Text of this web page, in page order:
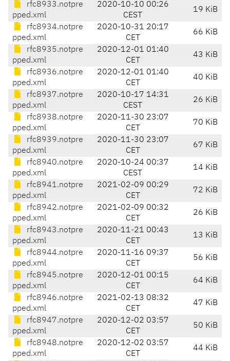
rfc8933.notpre
pped.xml
2020-10-10 00:26
CEST
19 KiB
rfc8934.notpre
pped.xml
2020-10-31 20:17
CET
66 KiB
rfc8935.notpre
pped.xml
2020-12-01 01:40
CET
43 KiB
rfc8936.notpre
pped.xml
2020-12-01 01:40
CET
40 KiB
rfc8937.notpre
pped.xml
2020-10-17 14:31
CEST
26 KiB
rfc8938.notpre
pped.xml
2020-11-30 23:07
CET
70 KiB
rfc8939.notpre
pped.xml
2020-11-30 23:07
CET
67 KiB
rfc8940.notpre
pped.xml
2020-10-24 00:37
CEST
14 KiB
rfc8941.notpre
pped.xml
2021-02-09 00:29
CET
72 KiB
rfc8942.notpre
pped.xml
2021-02-09 00:32
CET
26 KiB
rfc8943.notpre
pped.xml
2020-11-21 00:43
CET
13 KiB
rfc8944.notpre
pped.xml
2020-11-16 09:37
CET
56 KiB
rfc8945.notpre
pped.xml
2020-12-01 00:15
CET
64 KiB
rfc8946.notpre
pped.xml
2021-02-13 08:32
CET
47 KiB
rfc8947.notpre
pped.xml
2020-12-02 03:57
CET
50 KiB
rfc8948.notpre
pped.xml
2020-12-02 03:57
CET
44 KiB